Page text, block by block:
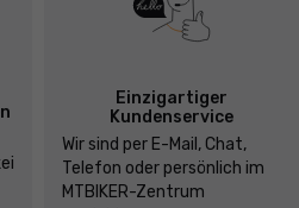
Einzigartiger
Kundenservice
Wir sind per E-Mail, Chat,
Telefon oder persönlich im
MTBIKER-Zentrum